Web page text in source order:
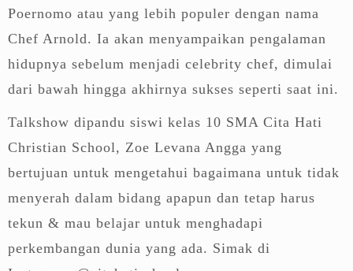
Poernomo atau yang lebih populer dengan nama
Chef Arnold. Ia akan menyampaikan pengalaman
hidupnya sebelum menjadi celebrity chef, dimulai
dari bawah hingga akhirnya sukses seperti saat ini.
Talkshow dipandu siswi kelas 10 SMA Cita Hati
Christian School, Zoe Levana Angga yang
bertujuan untuk mengetahui bagaimana untuk tidak
menyerah dalam bidang apapun dan tetap harus
tekun & mau belajar untuk menghadapi
perkembangan dunia yang ada. Simak di